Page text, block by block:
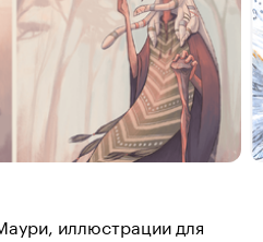
иллюстрации для